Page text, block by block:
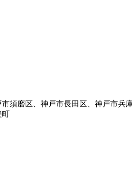
須磨区、神戸市長田区、神戸市
町